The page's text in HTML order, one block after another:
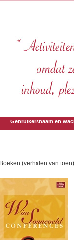
Gebruikersnaam en
Boeken (verhalen van toen)